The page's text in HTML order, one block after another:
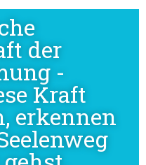
der
-
Kraft
erkennen